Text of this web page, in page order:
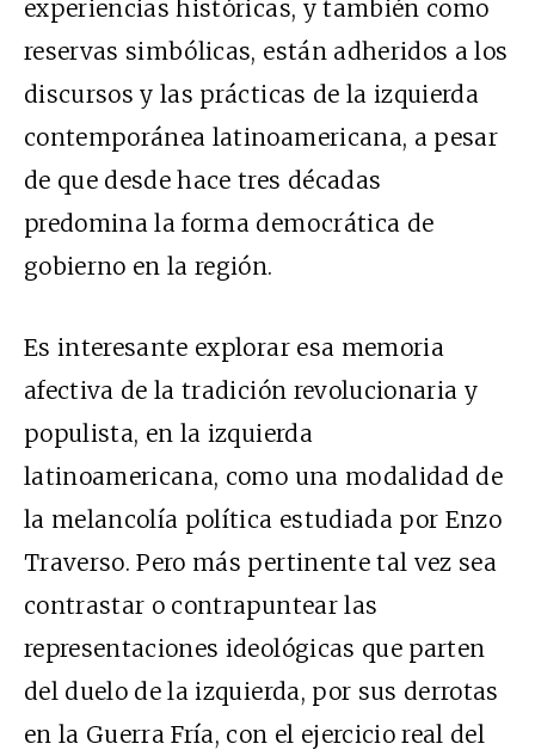
experiencias históricas, y también como
reservas simbólicas, están adheridos a los
discursos y las prácticas de la izquierda
contemporánea latinoamericana, a pesar
de que desde hace tres décadas
predomina la forma democrática de
gobierno en la región.
Es interesante explorar esa memoria
afectiva de la tradición revolucionaria y
populista, en la izquierda
latinoamericana, como una modalidad de
la melancolía política estudiada por Enzo
Traverso. Pero más pertinente tal vez sea
contrastar o contrapuntear las
representaciones ideológicas que parten
del duelo de la izquierda, por sus derrotas
en la Guerra Fría, con el ejercicio real del